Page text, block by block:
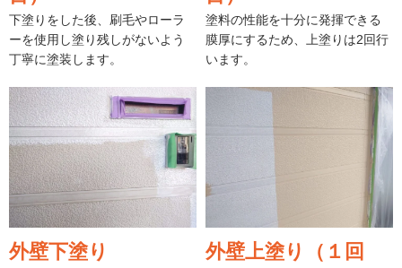
下塗りをした後、刷毛やローラ
ーを使用し塗り残しがないよう
丁寧に塗装します。
塗料の性能を十分に発揮できる
膜厚にするため、上塗りは2回行
います。
外壁下塗り
外壁上塗り（１回